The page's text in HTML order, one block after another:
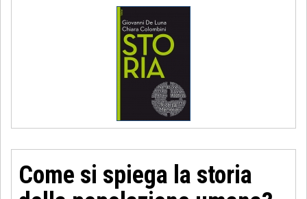
Come si spiega la storia